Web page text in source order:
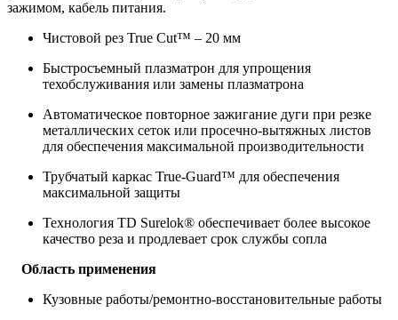
зажимом, кабель питания.
Чистовой рез True Cut™ – 20 мм
Быстросъемный плазматрон для упрощения
техобслуживания или замены плазматрона
Автоматическое повторное зажигание дуги при резке
металлических сеток или просечно-вытяжных листов
для обеспечения максимальной производительности
Трубчатый каркас True-Guard™ для обеспечения
максимальной защиты
Технология TD Surelok® обеспечивает более высокое
качество реза и продлевает срок службы сопла
Область применения
Кузовные работы/ремонтно-восстановительные работы